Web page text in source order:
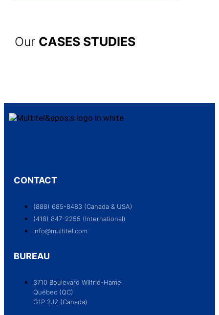
Our CASES STUDIES
CONTACT
(888) 685-8483 (Canada & USA)
(418) 847-2255 (International)
info@multitel.com
BUREAU
3710 Boulevard Wilfrid-Hamel
Québec (QC)
G1P 2J2 (Canada)